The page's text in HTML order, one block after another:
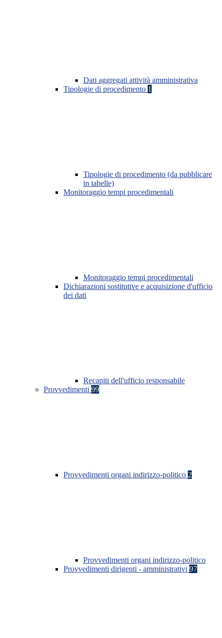
Dati aggregati attività amministrativa
Tipologie di procedimento 1
Tipologie di procedimento (da pubblicare
in tabelle)
Monitoraggio tempi procedimentali
Monitoraggio tempi procedimentali
Dichiarazioni sostitutive e acquisizione d'ufficio
dei dati
Recapiti dell'ufficio responsabile
Provvedimenti 99
Provvedimenti organi indirizzo-politico 2
Provvedimenti organi indirizzo-politico
Provvedimenti dirigenti - amministrativi 97